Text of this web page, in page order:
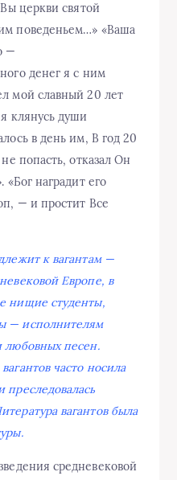
церкви святой
поведеньем…» «Ваша
—
денег я с ним
мой славный 20 лет
клянусь души
в день им, В год 20
попасть, отказал Он
«Бог наградит его
— и простит Все
к вагантам —
Европе, в
нищие студенты,
— исполнителям
любовных песен.
часто носила
преследовалась
вагантов была
средневековой